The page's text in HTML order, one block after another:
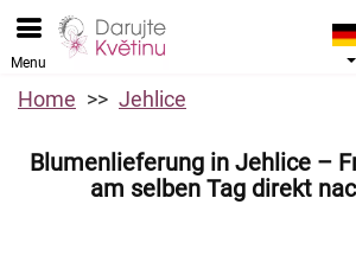
Menu
Home Jehlice
Blumenlieferung in Jehlice –
am selben Tag direkt